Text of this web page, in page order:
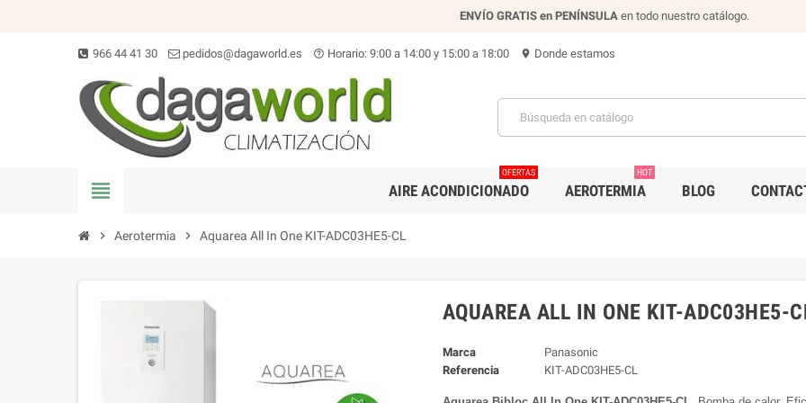
ENVÍO GRATIS en PENÍNSULA en todo nuestro catálogo.
966 44 41 30 pedidos@dagaworld.es help_outline Horario: 9:00 a 14:00 y 15:00 a 18:00 location_on Donde estamos
view_headline AIRE ACONDICIONADO
OFERTAS
AEROTERMIA
HOT
BLOG
chevron_right Aerotermia chevron_right Aquarea All In One KIT-ADC03HE5-CL
AQUAREA ALL IN ONE KIT-ADC03HE5-
Marca
Panasonic
Referencia
KIT-ADC03HE5-CL